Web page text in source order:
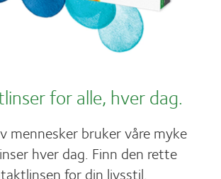
for alle, hver dag.
mennesker bruker våre myke
hver dag. Finn den rette
for din livsstil.